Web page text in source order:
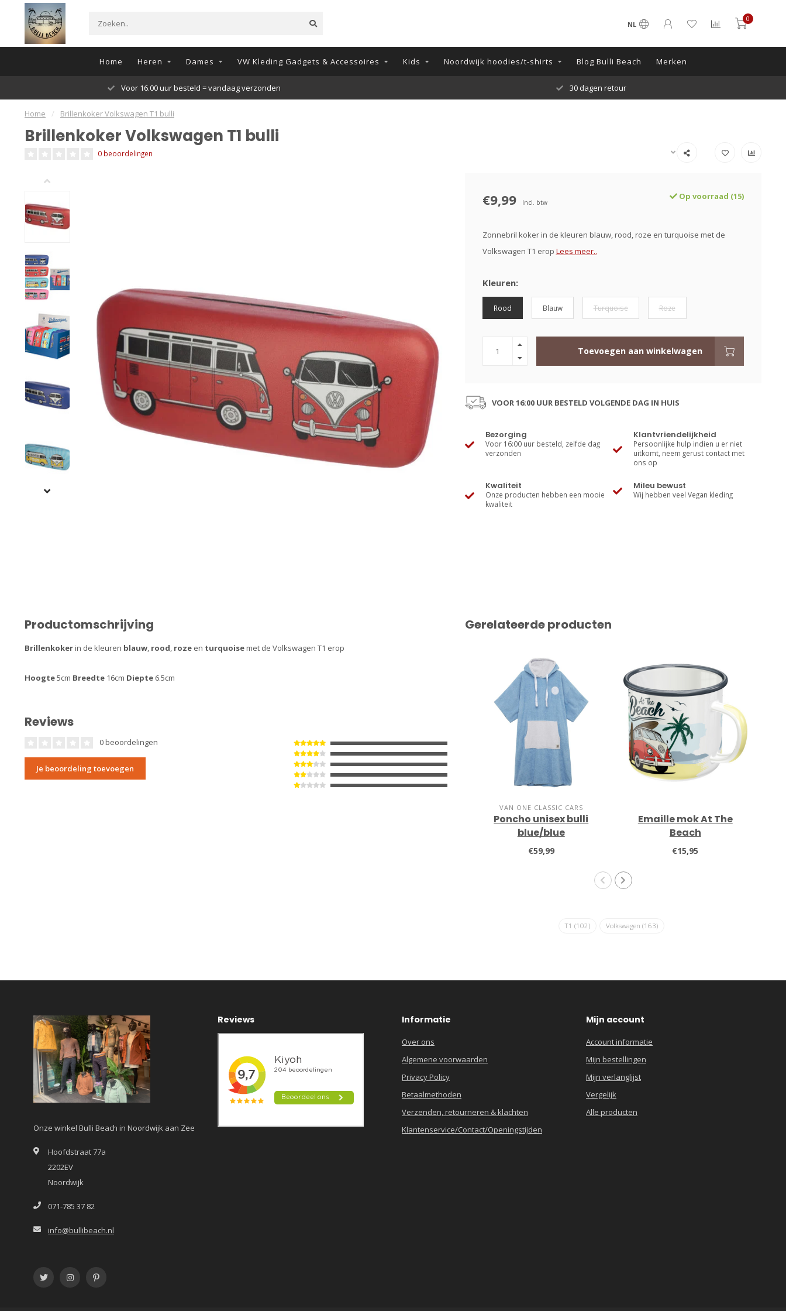
NL
0
Home Heren Dames VW Kleding Gadgets & Accessoires Kids Noordwijk hoodies/t-shirts Blog Bulli Beach Merken
Voor 16.00 uur besteld = vandaag verzonden 30 dagen retour
Home / Brillenkoker Volkswagen T1 bulli
Brillenkoker Volkswagen T1 bulli
0 beoordelingen
€9,99 Incl. btw
Op voorraad (15)
Zonnebril koker in de kleuren blauw, rood, roze en turquoise met de
Volkswagen T1 erop Lees meer..
Kleuren:
Rood Blauw Turquoise Roze
Toevoegen aan winkelwagen
VOOR 16:00 UUR BESTELD VOLGENDE DAG IN HUIS
Bezorging
Voor 16:00 uur besteld, zelfde dag
verzonden
Klantvriendelijkheid
Persoonlijke hulp indien u er niet
uitkomt, neem gerust contact met
ons op
Kwaliteit
Onze producten hebben een mooie
kwaliteit
Mileu bewust
Wij hebben veel Vegan kleding
Productomschrijving
Brillenkokerin de kleuren blauw, rood, roze en turquoisemet de Volkswagen T1 erop
Hoogte5cm Breedte 16cm Diepte 6.5cm
Reviews
0 beoordelingen
Je beoordeling toevoegen
Gerelateerde producten
VAN ONE CLASSIC CARS
Poncho unisex bulli
blue/blue
€59,99
Emaille mok At The
Beach
€15,95
T1(102) Volkswagen(163)
Onze winkel Bulli Beach in Noordwijk aan Zee
Hoofdstraat 77a
2202EV
Noordwijk
071-785 37 82
info@bullibeach.nl
Reviews Informatie
Over ons
Algemene voorwaarden
Privacy Policy
Betaalmethoden
Verzenden, retourneren & klachten
Klantenservice/Contact/Openingstijden
Mijn account
Account informatie
Mijn bestellingen
Mijn verlanglijst
Vergelijk
Alle producten